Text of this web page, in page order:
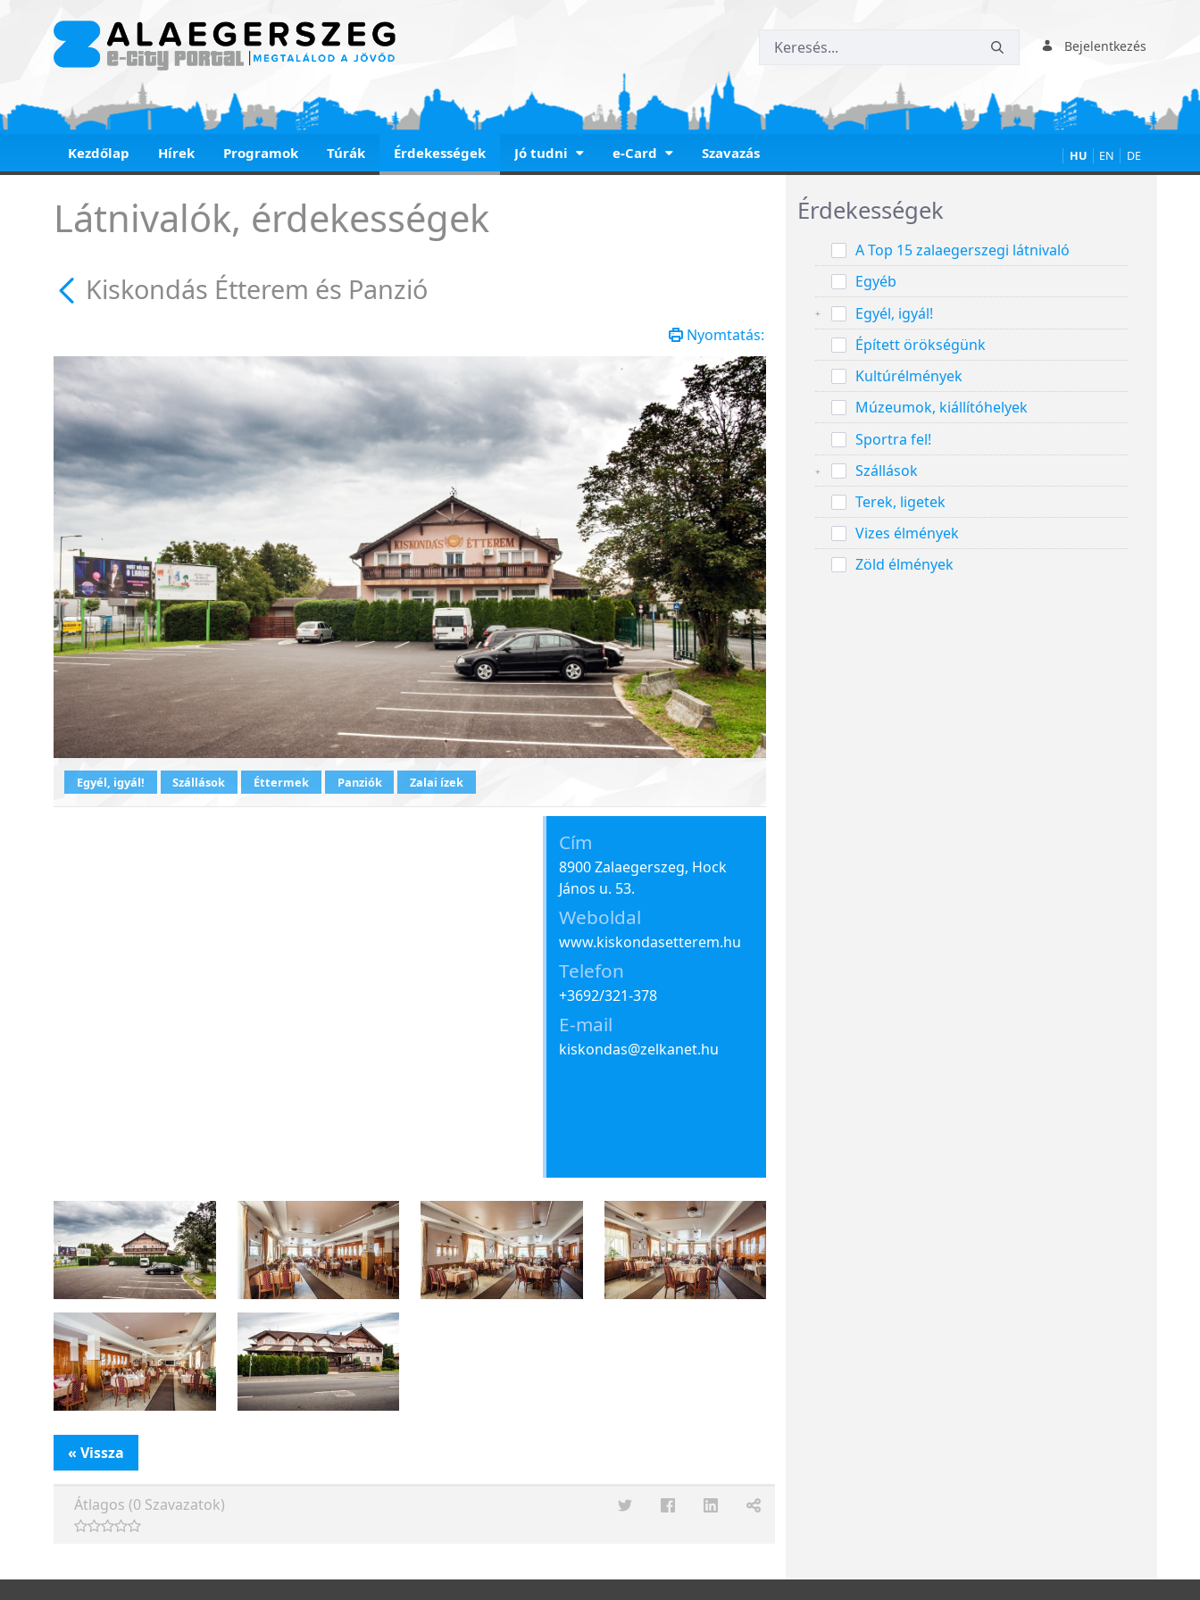
Bejelentkezés
Kezdőlap Hírek Programok Túrák Érdekességek Jó tudni e-Card Szavazás HU EN DE
Kiskondás Étterem és Panzió
Látnivalók, érdekességek
Kiskondás Étterem és Panzió
Nyomtatás:
Egyél, igyál! Szállások Éttermek Panziók Zalai ízek
Cím
8900 Zalaegerszeg, Hock
János u. 53.
Weboldal
www.kiskondasetterem.hu
Telefon
+3692/321-378
E-mail
kiskondas@zelkanet.hu
« Vissza
Átlagos (0 Szavazatok)
Érdekességek
A Top 15 zalaegerszegi látnivaló
Egyéb
Egyél, igyál!
Épített örökségünk
Kultúrélmények
Múzeumok, kiállítóhelyek
Sportra fel!
Szállások
Terek, ligetek
Vizes élmények
Zöld élmények